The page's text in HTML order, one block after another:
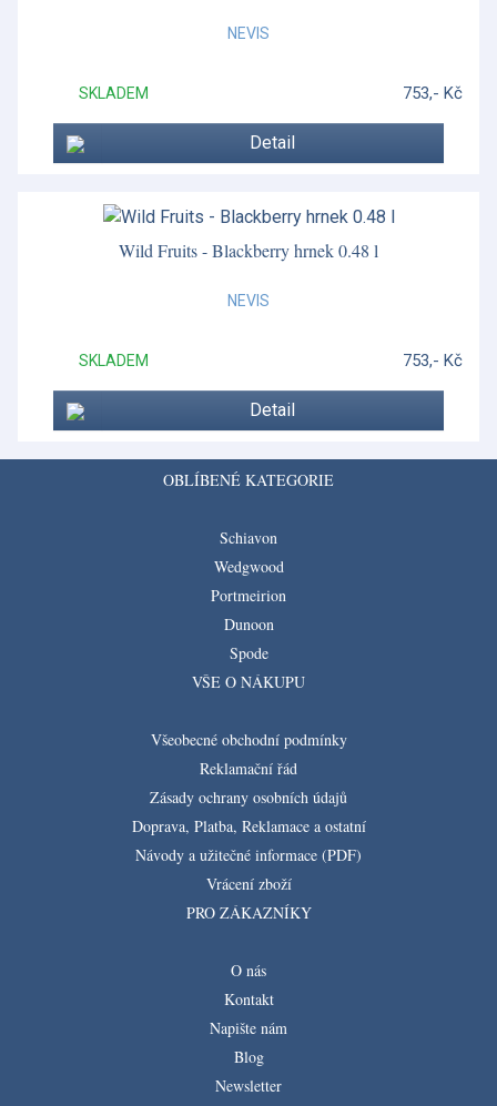
NEVIS
SKLADEM 753,- Kč
Detail
Wild Fruits - Blackberry hrnek 0.48 l
NEVIS
SKLADEM 753,- Kč
Detail
OBLÍBENÉ KATEGORIE
Schiavon
Wedgwood
Portmeirion
Dunoon
Spode
VŠE O NÁKUPU
Všeobecné obchodní podmínky
Reklamační řád
Zásady ochrany osobních údajů
Doprava, Platba, Reklamace a ostatní
Návody a užitečné informace (PDF)
Vrácení zboží
PRO ZÁKAZNÍKY
O nás
Kontakt
Napište nám
Blog
Newsletter